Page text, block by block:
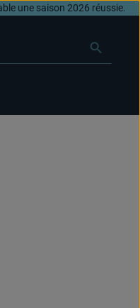
une saison 2026 réussie.